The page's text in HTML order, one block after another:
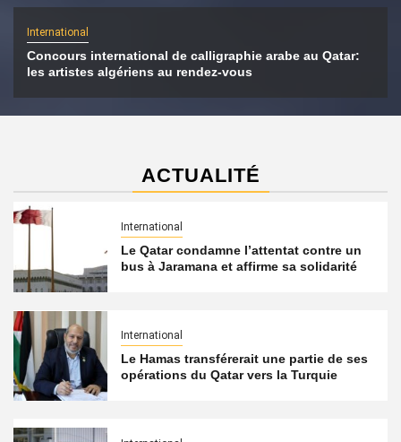
International
Concours international de calligraphie arabe au Qatar:
les artistes algériens au rendez-vous
ACTUALITÉ
International
Le Qatar condamne l’attentat contre un
bus à Jaramana et affirme sa solidarité
International
Le Hamas transférerait une partie de ses
opérations du Qatar vers la Turquie